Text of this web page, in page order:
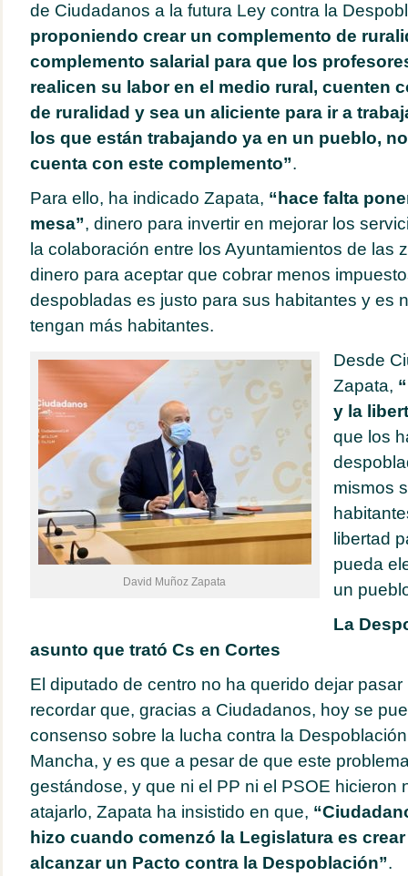
de Ciudadanos a la futura Ley contra la
proponiendo crear un complemento de
complemento salarial para que los
realicen su labor en el medio rural, cuenten
de ruralidad y sea un aliciente para ir a
los que están trabajando ya en un pueblo,
cuenta con este complemento”.
Para ello, ha indicado Zapata, “hace falta
mesa”, dinero para invertir en mejorar los
la colaboración entre los Ayuntamientos de las
dinero para aceptar que cobrar menos
despobladas es justo para sus habitantes y es
tengan más habitantes.
David Muñoz Zapata
Desde
Zapata,
y la
que los
mismos
libertad
pueda
un
La
asunto que trató Cs en Cortes
El diputado de centro no ha querido dejar
recordar que, gracias a Ciudadanos, hoy se
consenso sobre la lucha contra la
Mancha, y es que a pesar de que este
gestándose, y que ni el PP ni el PSOE hicieron
atajarlo, Zapata ha insistido en que,
hizo cuando comenzó la Legislatura es
alcanzar un Pacto contra la Despoblación”.